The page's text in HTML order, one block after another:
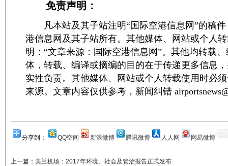
免责声明：
凡本站及其子站注明“国际空港信息网”的稿件
港信息网及其子站所有。其他媒体、网站或个人
明：“文章来源：国际空港信息网”。其他均转载
体，转载、编译或摘编的目的在于传递更多信息
实性负责。其他媒体、网站或个人转载使用时必
来源。文章内容仅供参考，新闻纠错
分享到： QQ空间 新浪微博 腾讯微博 人人网 网易微博
上一篇： 美兰机场：2017年环境、社会及管治报告正式发布